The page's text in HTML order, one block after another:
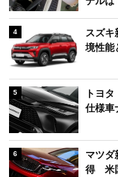
4
スズ
境性能
5
トヨ
仕様車
6
マツダ
得 米